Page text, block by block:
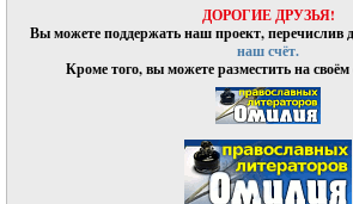
ДОРОГИЕ ДРУЗЬЯ!
Вы можете поддержать наш проект, перечислив
наш счёт.
Кроме того, вы можете разместить на своём